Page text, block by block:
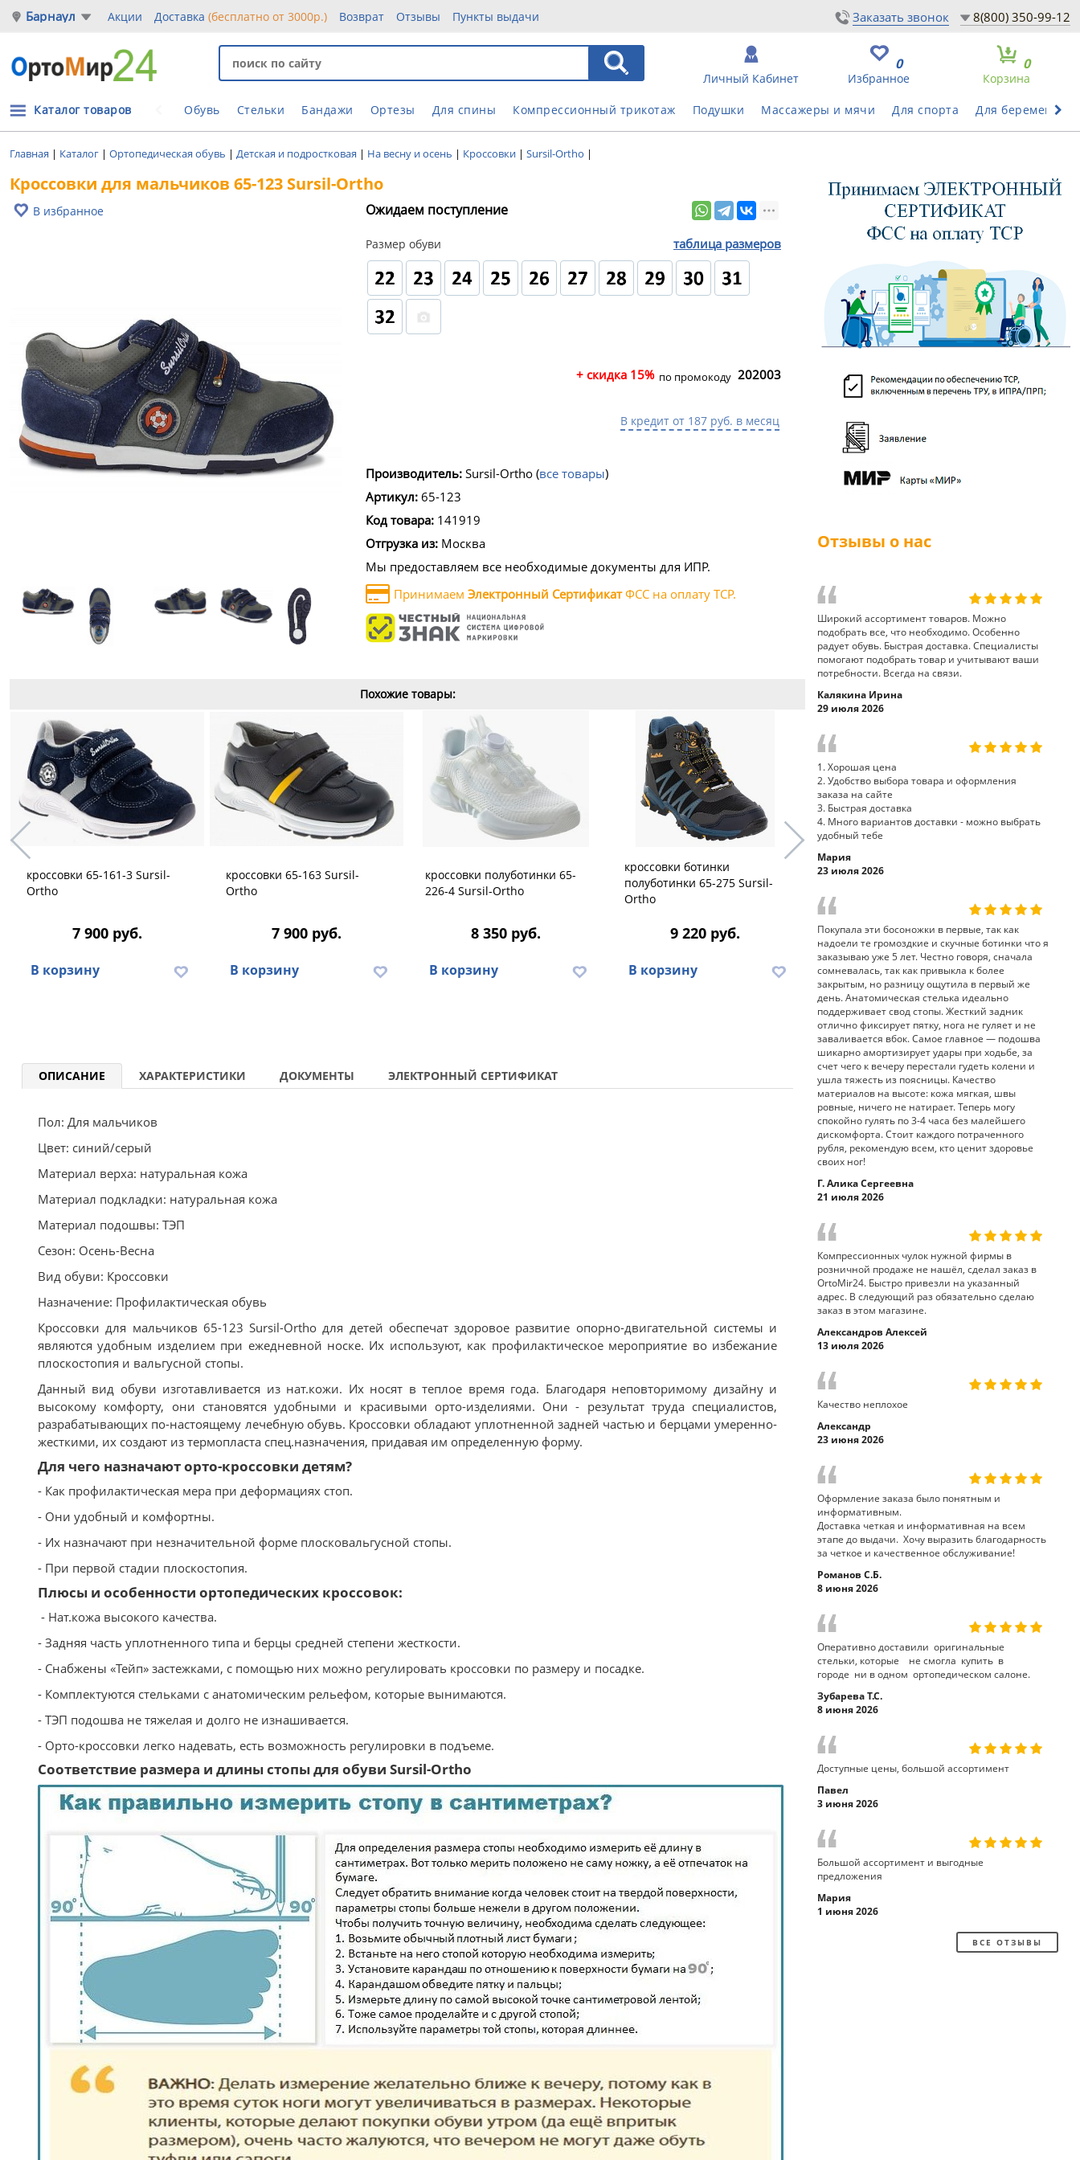
Барнаул Акции Доставка(бесплатно от 3000р.) Возврат Отзывы Пункты выдачи Заказать звонок 8(800) 350-99-12
Корзина
0
Избранное
0
Личный Кабинет
Обувь Стельки Бандажи Ортезы Для спины Компрессионный трикотаж Подушки Массажеры и мячи Для спорта Для беременных
Каталог товаров
Главная | Каталог | Ортопедическая обувь | Детская и подростковая | На весну и осень | Кроссовки | Sursil-Ortho |
Кроссовки для мальчиков 65-123 Sursil-Ortho
В избранное Ожидаем поступление
Размер обуви таблица размеров
+ скидка 15% по промокоду 202003
В кредит от 187 руб. в месяц
Производитель: Sursil-Ortho(все товары)
Артикул: 65-123
Код товара: 141919
Отгрузка из: Москва
Мы предоставляем все необходимые документы для ИПР.
Принимаем Электронный СертификатФСС на оплату ТСР.
Похожие товары:
кроссовки 65-161-3 Sursil-
Ortho
7 900 руб.
В корзину
кроссовки 65-163 Sursil-
Ortho
7 900 руб.
В корзину
кроссовки полуботинки 65-
226-4 Sursil-Ortho
8 350 руб.
В корзину
кроссовки ботинки
полуботинки 65-275 Sursil-
Ortho
9 220 руб.
В корзину
кроссовки 65-210-1 Sursil-
7 900 руб.
В корзину
ОПИСАНИЕ ХАРАКТЕРИСТИКИ ДОКУМЕНТЫ ЭЛЕКТРОННЫЙ СЕРТИФИКАТ
Пол: Для мальчиков
Цвет: синий/серый
Материал верха: натуральная кожа
Материал подкладки: натуральная кожа
Материал подошвы: ТЭП
Сезон: Осень-Весна
Вид обуви: Кроссовки
Назначение: Профилактическая обувь
Кроссовки для мальчиков 65-123 Sursil-Ortho для детей обеспечат здоровое развитие опорно-двигательной системы и
являются удобным изделием при ежедневной носке. Их используют, как профилактическое мероприятие во избежание
плоскостопия и вальгусной стопы.
Данный вид обуви изготавливается из нат.кожи. Их носят в теплое время года. Благодаря неповторимому дизайну и
высокому комфорту, они становятся удобными и красивыми орто-изделиями. Они - результат труда специалистов,
разрабатывающих по-настоящему лечебную обувь. Кроссовки обладают уплотненной задней частью и берцами умеренно-
жесткими, их создают из термопласта спец.назначения, придавая им определенную форму.
Для чего назначают орто-кроссовки детям?
- Как профилактическая мера при деформациях стоп.
- Они удобный и комфортны.
- Их назначают при незначительной форме плосковальгусной стопы.
- При первой стадии плоскостопия.
Плюсы и особенности ортопедических кроссовок:
- Нат.кожа высокого качества.
- Задняя часть уплотненного типа и берцы средней степени жесткости.
- Снабжены «Тейп» застежками, с помощью них можно регулировать кроссовки по размеру и посадке.
- Комплектуются стельками с анатомическим рельефом, которые вынимаются.
- ТЭП подошва не тяжелая и долго не изнашивается.
- Орто-кроссовки легко надевать, есть возможность регулировки в подъеме.
Соответствие размера и длины стопы для обуви Sursil-Ortho
Отзывы о нас
Широкий ассортимент товаров. Можно
подобрать все, что необходимо. Особенно
радует обувь. Быстрая доставка. Специалисты
помогают подобрать товар и учитывают ваши
потребности. Всегда на связи.
Калякина Ирина
29 июля 2026
1. Хорошая цена
2. Удобство выбора товара и оформления
заказа на сайте
3. Быстрая доставка
4. Много вариантов доставки - можно выбрать
удобный тебе
Мария
23 июля 2026
Покупала эти босоножки в первые, так как
надоели те громоздкие и скучные ботинки что я
заказываю уже 5 лет. Честно говоря, сначала
сомневалась, так как привыкла к более
закрытым, но разницу ощутила в первый же
день. Анатомическая стелька идеально
поддерживает свод стопы. Жесткий задник
отлично фиксирует пятку, нога не гуляет и не
заваливается вбок. Самое главное — подошва
шикарно амортизирует удары при ходьбе, за
счет чего к вечеру перестали гудеть колени и
ушла тяжесть из поясницы. Качество
материалов на высоте: кожа мягкая, швы
ровные, ничего не натирает. Теперь могу
спокойно гулять по 3-4 часа без малейшего
дискомфорта. Стоит каждого потраченного
рубля, рекомендую всем, кто ценит здоровье
своих ног!
Г. Алика Сергеевна
21 июля 2026
Компрессионных чулок нужной фирмы в
розничной продаже не нашёл, сделал заказ в
OrtoMir24. Быстро привезли на указанный
адрес. В следующий раз обязательно сделаю
заказ в этом магазине.
Александров Алексей
13 июля 2026
Качество неплохое
Александр
23 июня 2026
Оформление заказа было понятным и
информативным.
Доставка четкая и информативная на всем
этапе до выдачи. Хочу выразить благодарность
за четкое и качественное обслуживание!
Романов С.Б.
8 июня 2026
Оперативно доставили оригинальные
стельки, которые не смогла купить в
городе ни в одном ортопедическом салоне.
Зубарева Т.С.
8 июня 2026
Доступные цены, большой ассортимент
Павел
3 июня 2026
Большой ассортимент и выгодные
предложения
Мария
1 июня 2026
ВСЕ ОТЗЫВЫ